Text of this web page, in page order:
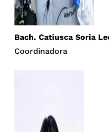
Bach. Catiusca Soria
Coordinadora